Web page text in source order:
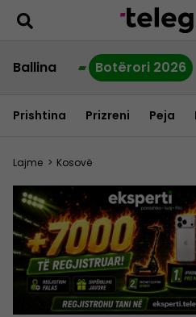
Ballina Botërori 2026
Prishtina Prizreni Peja
Lajme > Kosovë